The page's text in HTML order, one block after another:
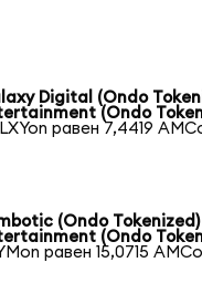
Digital (Ondo
(Ondo
равен 7,4419
(Ondo Tokenized)
(Ondo
равен 15,0715